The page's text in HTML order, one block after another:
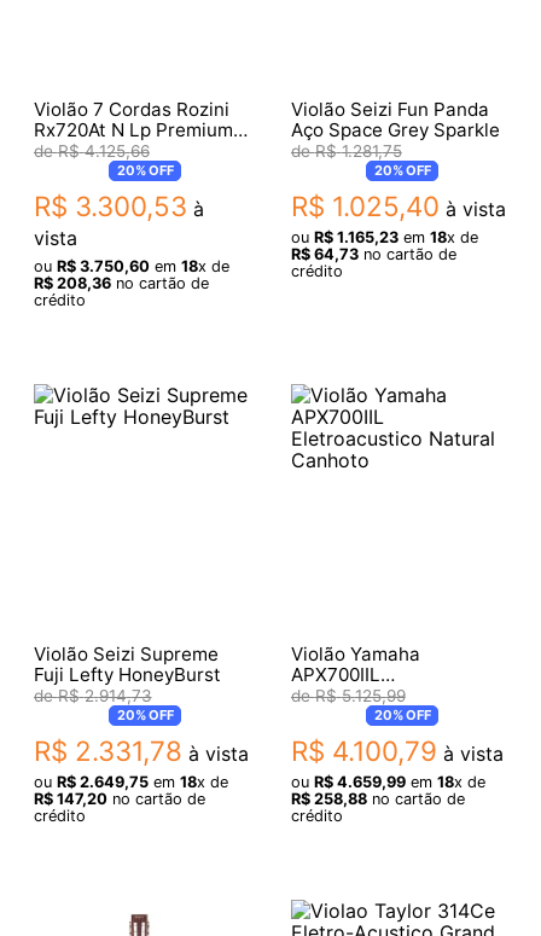
Violão 7 Cordas Rozini
Rx720At N Lp Premium
Ativo Natural
R$ 4.125,66
20%OFF
R$ 3.300,53 à
vista
ou R$ 3.750,60em 18x de
R$ 208,36no cartão de
crédito
Violão Seizi Fun Panda
Aço Space Grey Sparkle
R$ 1.281,75
20%OFF
R$ 1.025,40 à vista
ou R$ 1.165,23em 18x de
R$ 64,73no cartão de
crédito
Violão Seizi Supreme
Fuji Lefty HoneyBurst
R$ 2.914,73
20%OFF
R$ 2.331,78 à vista
ou R$ 2.649,75em 18x de
R$ 147,20no cartão de
crédito
Violão Yamaha
APX700IIL
Eletroacustico Natural
R$ 5.125,99
20%OFF
R$ 4.100,79 à vista
ou R$ 4.659,99em 18x de
R$ 258,88no cartão de
crédito